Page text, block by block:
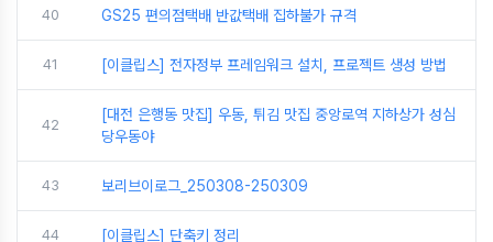
40 GS25 편의점택배 반값택배 집하불가 규격
41 [이클립스] 전자정부 프레임워크 설치, 프로젝트 생성 방법
42
[대전 은행동 맛집] 우동, 튀김 맛집 중앙로역 지하상가 성심
당우동야
43 보리브이로그_250308-250309
44 [이클립스] 단축키 정리